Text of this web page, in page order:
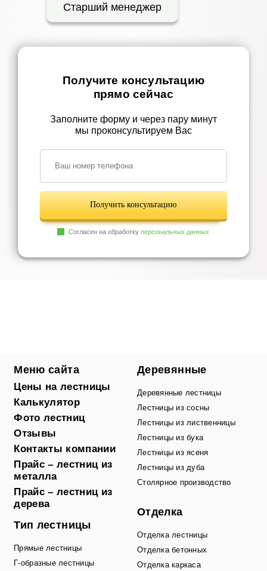
Старший менеджер
Получите консультацию
прямо сейчас
Заполните форму и через пару минут
мы проконсультируем Вас
Получить консультацию
Согласен на обработкуперсональных данных
Меню сайта
Цены на лестницы
Калькулятор
Фото лестниц
Отзывы
Контакты компании
Прайс – лестниц из
металла
Прайс – лестниц из
дерева
Тип лестницы
Г-образные лестницы
Деревянные
Деревянные лестницы
Лестницы из сосны
Лестницы из лиственницы
Лестницы из бука
Лестницы из ясеня
Лестницы из дуба
Столярное производство
Отделка
Отделка лестницы
Отделка бетонных
Отделка каркаса